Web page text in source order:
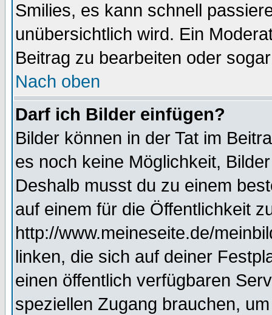
Smilies, es kann schnell
unübersichtlich wird. Ein
Beitrag zu bearbeiten oder
Nach oben
Darf ich Bilder einfügen?
Bilder können in der Tat im
es noch keine Möglichkeit,
Deshalb musst du zu einem
auf einem für die Öffentlichkeit
http://www.meineseite.de/
linken, die sich auf deiner
einen öffentlich verfügbaren
speziellen Zugang brauchen,